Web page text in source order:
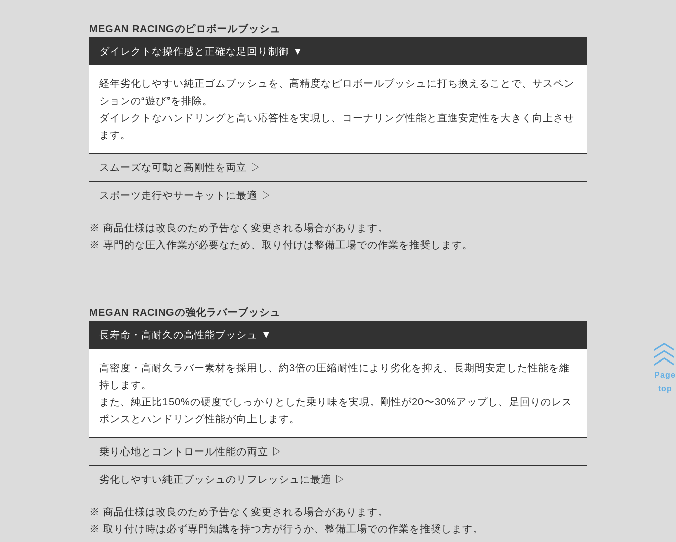
MEGAN RACINGのピロボールブッシュ
ダイレクトな操作感と正確な足回り制御
経年劣化しやすい純正ゴムブッシュを、高精度なピロボールブッシュに打ち換えることで、サスペン
ションの“遊び”を排除。
ダイレクトなハンドリングと高い応答性を実現し、コーナリング性能と直進安定性を大きく向上させ
ます。
スムーズな可動と高剛性を両立
スポーツ走行やサーキットに最適
※ 商品仕様は改良のため予告なく変更される場合があります。
※ 専門的な圧入作業が必要なため、取り付けは整備工場での作業を推奨します。
MEGAN RACINGの強化ラバーブッシュ
長寿命・高耐久の高性能ブッシュ
高密度・高耐久ラバー素材を採用し、約3倍の圧縮耐性により劣化を抑え、長期間安定した性能を維
持します。
また、純正比150%の硬度でしっかりとした乗り味を実現。剛性が20〜30%アップし、足回りのレス
ポンスとハンドリング性能が向上します。
乗り心地とコントロール性能の両立
劣化しやすい純正ブッシュのリフレッシュに最適
※ 商品仕様は改良のため予告なく変更される場合があります。
※ 取り付け時は必ず専門知識を持つ方が行うか、整備工場での作業を推奨します。
Page
top